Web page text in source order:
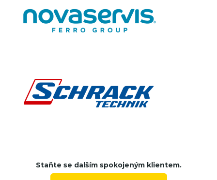
Staňte se dalším spokojeným klientem.